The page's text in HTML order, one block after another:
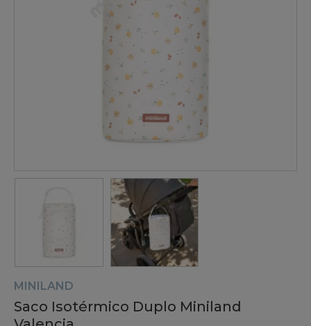
MINILAND
Saco Isotérmico Duplo Miniland